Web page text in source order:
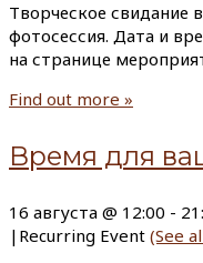
Творческое свидание
фотосессия. Дата и
на странице
Find out more »
Время для
16 августа @ 12:00 -
| Recurring Event (See